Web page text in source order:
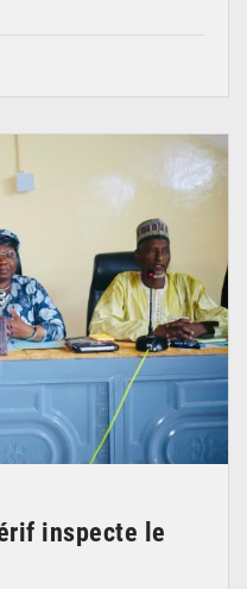
inspecte le